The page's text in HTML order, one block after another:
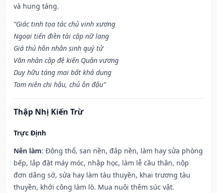
và hung táng.
“Giác tinh tọa tác chủ vinh xương
Ngoại tiến điền tài cập nữ lang
Giá thú hôn nhân sinh quý tử
Văn nhân cập đệ kiến Quân vương
Duy hữu táng mai bất khả dụng
Tam niên chi hậu, chủ ôn đậu”
Thập Nhị Kiến Trừ
Trực Định
Nên làm: Động thổ, san nền, đắp nền, làm hay sửa phòng
bếp, lắp đặt máy móc, nhập học, làm lễ cầu thân, nộp
đơn dâng sớ, sửa hay làm tàu thuyền, khai trương tàu
thuyền, khởi công làm lò. Mua nuôi thêm súc vật.